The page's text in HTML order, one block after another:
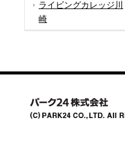
ライビングカレッジ川
崎